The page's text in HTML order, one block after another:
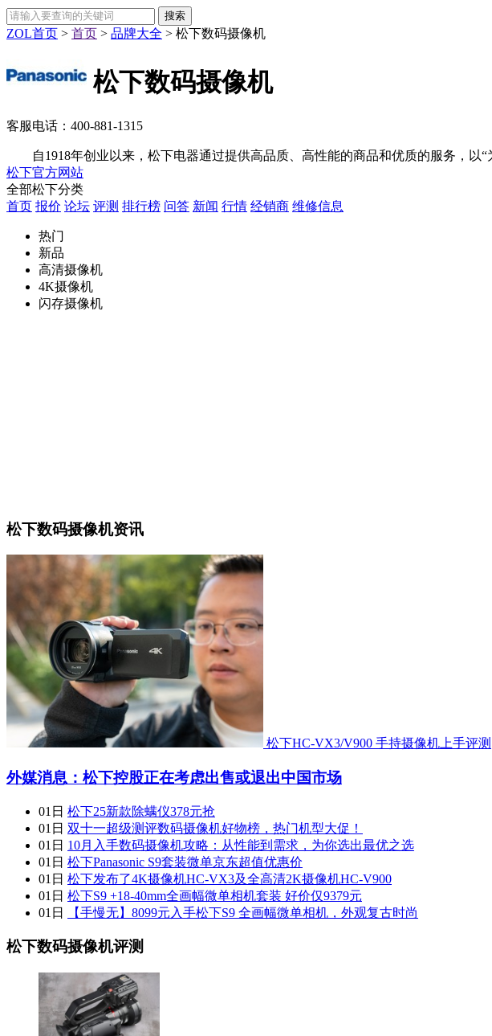
ZOL首页 > 首页 > 品牌大全 > 松下数码摄像机
松下数码摄像机
客服电话： 400-881-1315
自1918年创业以来，松下电器通过提供高品质、高性能的商品和优质的服务，以“
松下官方网站
全部松下分类
首页 报价 论坛 评测 排行榜 问答 新闻 行情 经销商 维修信息
热门
新品
高清摄像机
4K摄像机
闪存摄像机
松下数码摄像机资讯
松下HC-VX3/V900 手持摄像机上手评测
外媒消息：松下控股正在考虑出售或退出中国市场
01日 松下25新款除螨仪378元抢
01日 双十一超级测评数码摄像机好物榜，热门机型大促！
01日 10月入手数码摄像机攻略：从性能到需求，为你选出最优之选
01日 松下Panasonic S9套装微单京东超值优惠价
01日 松下发布了4K摄像机HC-VX3及全高清2K摄像机HC-V900
01日 松下S9 +18-40mm全画幅微单相机套装 好价仅9379元
01日
【手慢无】8099元入手松下S9 全画幅微单相机，外观复古时尚
松下数码摄像机评测